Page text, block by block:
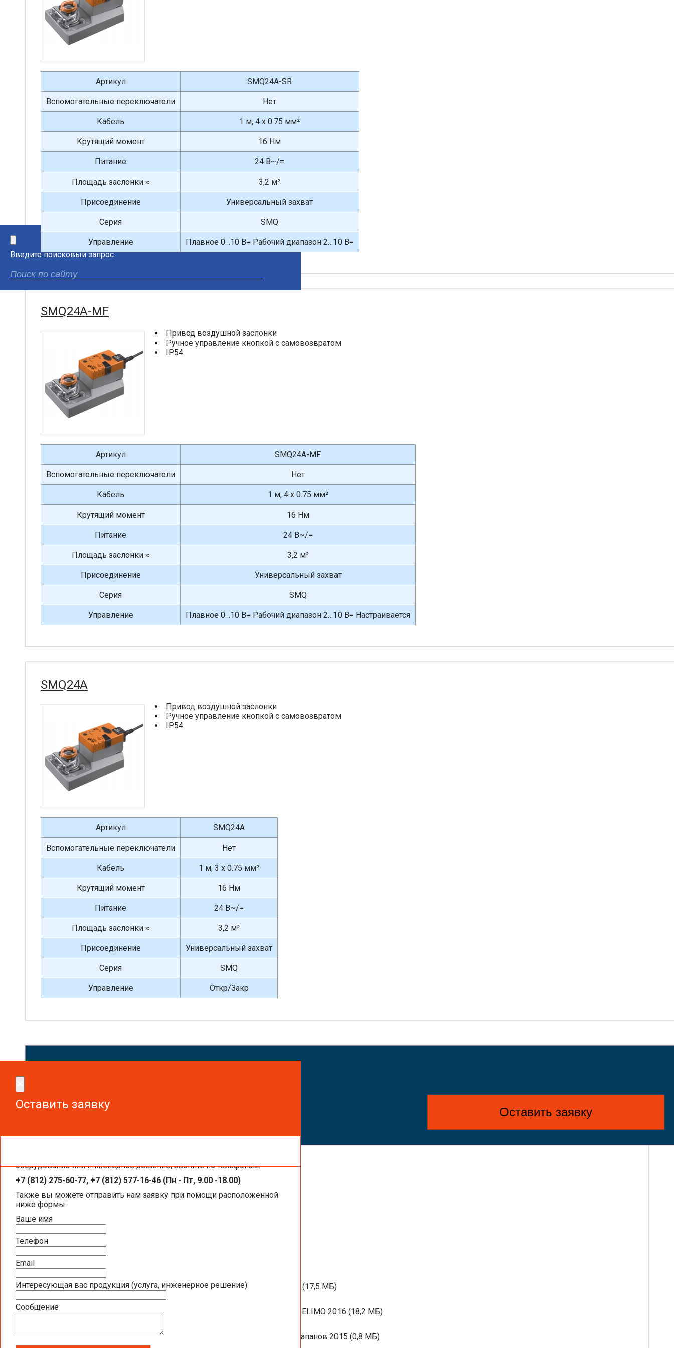
Введите поисковый запрос
Артикул SMQ24A-SR
Вспомогательные переключатели Нет
Кабель 1 м, 4 x 0.75 мм²
Крутящий момент 16 Нм
Питание 24 В~/=
Площадь заслонки ≈ 3,2 м²
Присоединение Универсальный захват
Серия SMQ
Управление Плавное 0…10 В= Рабочий диапазон 2…10 В=
SMQ24A-MF
Привод воздушной заслонки
Ручное управление кнопкой с самовозвратом
IP54
Артикул SMQ24A-MF
Вспомогательные переключатели Нет
Кабель 1 м, 4 x 0.75 мм²
Крутящий момент 16 Нм
Питание 24 В~/=
Площадь заслонки ≈ 3,2 м²
Присоединение Универсальный захват
Серия SMQ
Управление Плавное 0…10 В= Рабочий диапазон 2…10 В= Настраивается
SMQ24A
Привод воздушной заслонки
Ручное управление кнопкой с самовозвратом
IP54
Артикул SMQ24A
Вспомогательные переключатели Нет
Кабель 1 м, 3 x 0.75 мм²
Крутящий момент 16 Нм
Питание 24 В~/=
Площадь заслонки ≈ 3,2 м²
Присоединение Универсальный захват
Серия SMQ
Управление Откр/Закр
Оставить заявку
Оставить заявку
оборудование или инженерное решение, звоните по телефонам:
+7 (812) 275-60-77, +7 (812) 577-16-46 (Пн - Пт, 9.00 -18.00)
Также вы можете отправить нам заявку при помощи расположенной
ниже формы:
Ваше имя
Телефон
Email
Интересующая вас продукция (услуга, инженерное решение)
Сообщение
Оставить заявку
Общая информация BELIMO
Полная номенклатура продукции BELIMO 2016 (1,44 МБ)
Полный обзор электроприводов для систем вентиляции 2016 (17,5 МБ)
Каталог ЭЛЕКТРОПРИВОДЫ ДЛЯ ВОЗДУШНЫХ ЗАСЛОНОК BELIMO 2016 (18,2 МБ)
Новое поколение электроприводов для противопожарных клапанов 2015 (0,8 МБ)